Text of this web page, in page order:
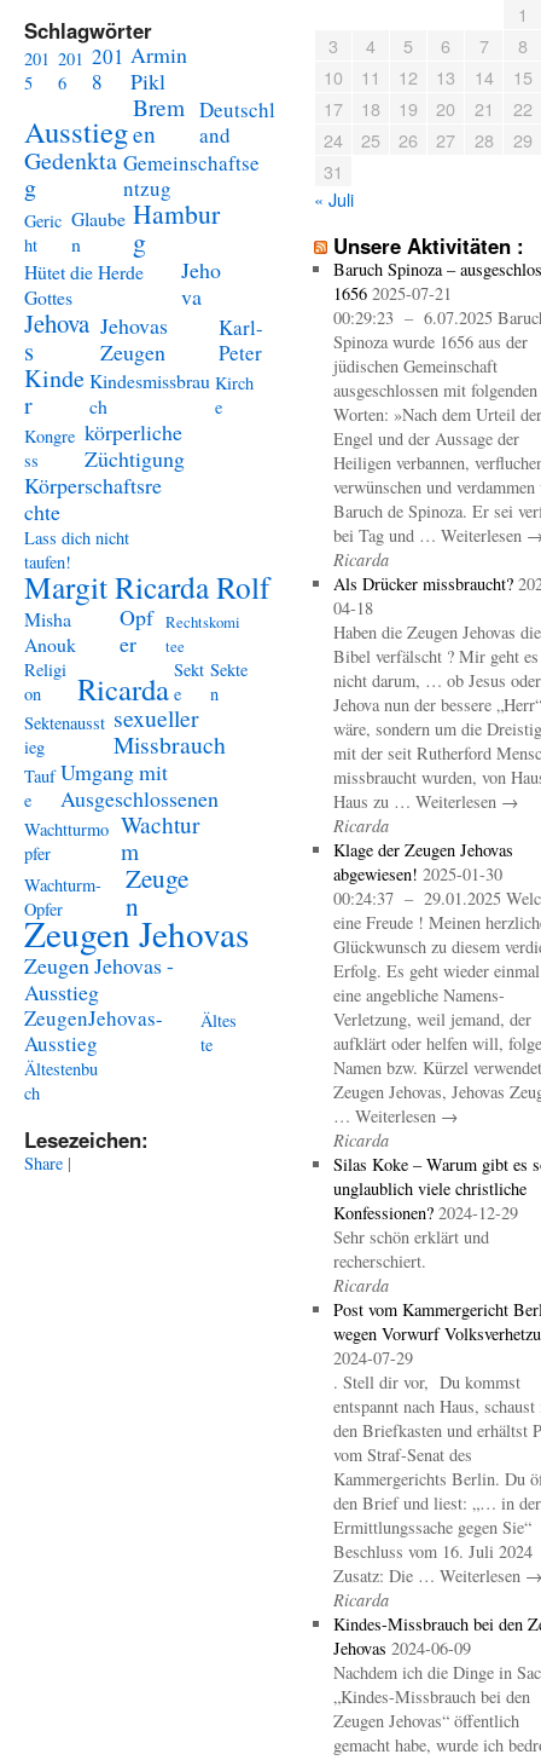
Schlagwörter
201
5
201
6
201
8
Armin
Pikl
Ausstieg
Brem
en
Deutschl
and
Gedenkta
g
Gemeinschaftse
ntzug
Geric
ht
Glaube
n
Hambur
g
Hütet die Herde
Gottes
Jeho
va
Jehova
s
Jehovas
Zeugen
Karl-
Peter
Kinde
r
Kindesmissbrau
ch
Kirch
e
Kongre
ss
körperliche
Züchtigung
Körperschaftsre
chte
Lass dich nicht
taufen!
Margit Ricarda Rolf
Misha
Anouk
Opf
er
Rechtskomi
tee
Religi
on
Ricarda Sekt
e
Sekte
n
Sektenausst
ieg
sexueller
Missbrauch
Tauf
e
Umgang mit
Ausgeschlossenen
Wachtturmo
pfer
Wachtur
m
Wachturm-
Opfer
Zeuge
n
Zeugen Jehovas
Zeugen Jehovas -
Ausstieg
ZeugenJehovas-
Ausstieg
Ältes
te
Ältestenbu
ch
Lesezeichen:
Share |
1
3
4 5 6 7
8
10
11 12 13 14
15
17
18 19 20 21
22
24
25 26 27 28
29
31
« Juli
Unsere Aktivitäten :
Baruch Spinoza –
1656 2025-07-21
00:29:23 – 6.07.2025
Spinoza wurde 1656 aus der
jüdischen Gemeinschaft
ausgeschlossen mit folgenden
Worten: »Nach dem Urteil der
Engel und der Aussage der
Heiligen verbannen,
verwünschen und
Baruch de Spinoza. Er sei
bei Tag und … Weiterlesen
Ricarda
Als Drücker missbraucht?
04-18
Haben die Zeugen Jehovas die
Bibel verfälscht ? Mir geht
nicht darum, … ob Jesus oder
Jehova nun der bessere „Herr“
wäre, sondern um die
mit der seit Rutherford
missbraucht wurden, von
Haus zu … Weiterlesen →
Ricarda
Klage der Zeugen Jehovas
abgewiesen! 2025-01-30
00:24:37 – 29.01.2025
eine Freude ! Meinen
Glückwunsch zu diesem
Erfolg. Es geht wieder
eine angebliche Namens-
Verletzung, weil jemand, der
aufklärt oder helfen will,
Namen bzw. Kürzel
Zeugen Jehovas, Jehovas
… Weiterlesen →
Ricarda
Silas Koke – Warum gibt es
unglaublich viele christliche
Konfessionen? 2024-12-29
Sehr schön erklärt und
recherschiert.
Ricarda
Post vom Kammergericht
wegen Vorwurf
2024-07-29
. Stell dir vor, Du kommst
entspannt nach Haus, schaust
den Briefkasten und erhältst
vom Straf-Senat des
Kammergerichts Berlin. Du
den Brief und liest: „… in der
Ermittlungssache gegen Sie“
Beschluss vom 16. Juli 2024
Zusatz: Die … Weiterlesen →
Ricarda
Kindes-Missbrauch bei den
Jehovas 2024-06-09
Nachdem ich die Dinge in
„Kindes-Missbrauch bei den
Zeugen Jehovas“ öffentlich
gemacht habe, wurde ich